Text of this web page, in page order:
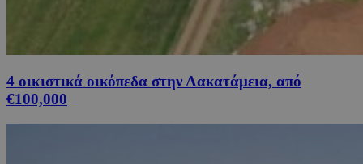
4 οικιστικά οικόπεδα στην Λακατάμεια, από
€100,000